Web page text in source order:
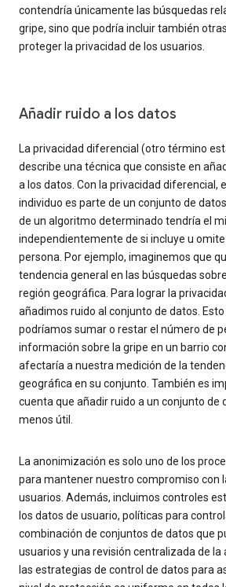
contendría únicamente las búsquedas
gripe, sino que podría incluir también
proteger la privacidad de los usuarios.
Añadir ruido a los datos
La privacidad diferencial (otro término
describe una técnica que consiste en
a los datos. Con la privacidad diferencial,
individuo es parte de un conjunto de
de un algoritmo determinado tendría el
independientemente de si incluye u
persona. Por ejemplo, imaginemos que
tendencia general en las búsquedas
región geográfica. Para lograr la
añadimos ruido al conjunto de datos.
podríamos sumar o restar el número de
información sobre la gripe en un barrio
afectaría a nuestra medición de la
geográfica en su conjunto. También es
cuenta que añadir ruido a un conjunto de
menos útil.
La anonimización es solo uno de los
para mantener nuestro compromiso con
usuarios. Además, incluimos controles
los datos de usuario, políticas para
combinación de conjuntos de datos que
usuarios y una revisión centralizada de la
las estrategias de control de datos para